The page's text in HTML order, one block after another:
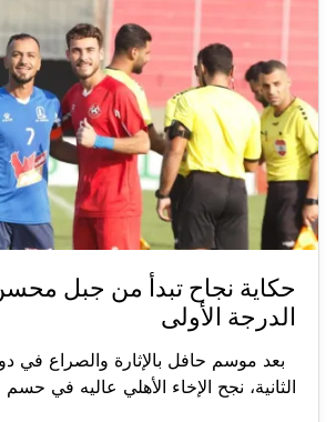
حكاية نجاح تبدأ من جبل
الدرجة الأولى
بعد موسم حافل بالإثارة والصراع في
الثانية، نجح الإخاء الأهلي عاليه في حسم